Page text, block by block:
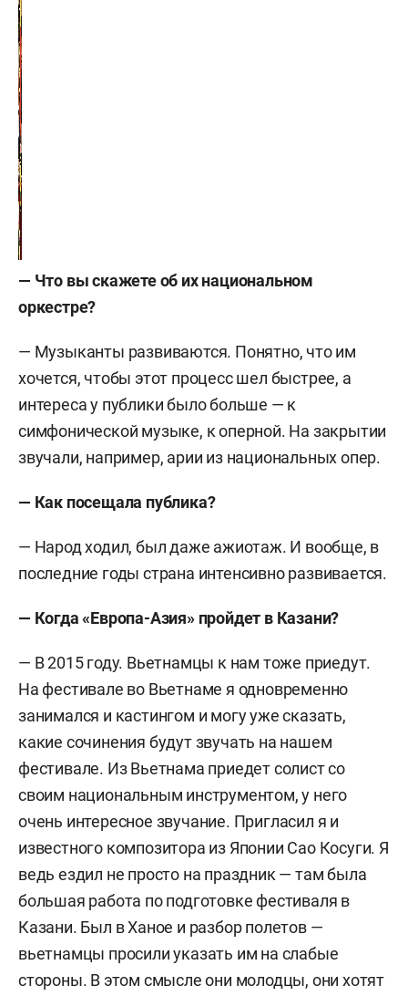
— Что вы скажете об их национальном
оркестре?
— Музыканты развиваются. Понятно, что им
хочется, чтобы этот процесс шел быстрее, а
интереса у публики было больше — к
симфонической музыке, к оперной. На закрытии
звучали, например, арии из национальных опер.
— Как посещала публика?
— Народ ходил, был даже ажиотаж. И вообще, в
последние годы страна интенсивно развивается.
— Когда «Европа-Азия» пройдет в Казани?
— В 2015 году. Вьетнамцы к нам тоже приедут.
На фестивале во Вьетнаме я одновременно
занимался и кастингом и могу уже сказать,
какие сочинения будут звучать на нашем
фестивале. Из Вьетнама приедет солист со
своим национальным инструментом, у него
очень интересное звучание. Пригласил я и
известного композитора из Японии Сао Косуги. Я
ведь ездил не просто на праздник — там была
большая работа по подготовке фестиваля в
Казани. Был в Ханое и разбор полетов —
вьетнамцы просили указать им на слабые
стороны. В этом смысле они молодцы, они хотят